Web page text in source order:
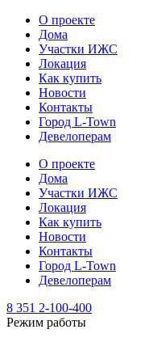
О проекте
Дома
Участки ИЖС
Локация
Как купить
Новости
Контакты
Город L-Town
Девелоперам
О проекте
Дома
Участки ИЖС
Локация
Как купить
Новости
Контакты
Город L-Town
Девелоперам
8 351 2-100-400
Режим работы